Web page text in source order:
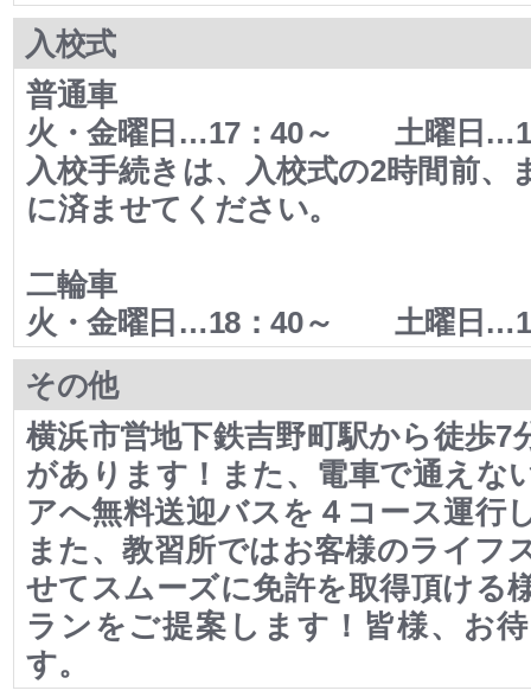
入校式
普通車
火・金曜日…17：40～ 土曜日
入校手続きは、入校式の2時間前、
に済ませてください。
二輪車
火・金曜日…18：40～ 土曜日
その他
横浜市営地下鉄吉野町駅から徒歩7
があります！また、電車で通えな
アへ無料送迎バスを４コース運行
また、教習所ではお客様のライフ
せてスムーズに免許を取得頂ける
ランをご提案します！皆様、お
す。